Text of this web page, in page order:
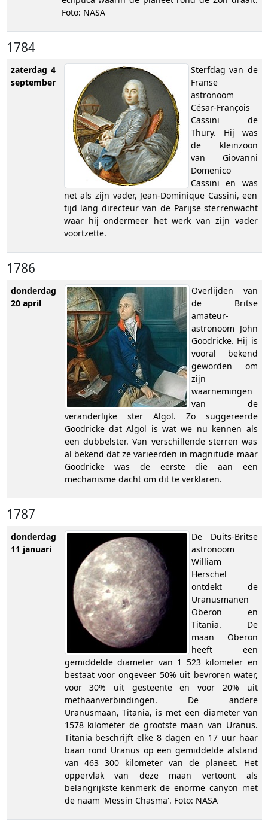
Foto: NASA
1784
zaterdag 4
september
Sterfdag van de
Franse
astronoom
César-François
Cassini de
Thury. Hij was
de kleinzoon
van Giovanni
Domenico
Cassini en was
net als zijn vader, Jean-Dominique Cassini, een
tijd lang directeur van de Parijse sterrenwacht
waar hij ondermeer het werk van zijn vader
voortzette.
1786
donderdag
20 april
Overlijden van
de Britse
amateur-
astronoom John
Goodricke. Hij is
vooral bekend
geworden om
zijn
waarnemingen
van de
veranderlijke ster Algol. Zo suggereerde
Goodricke dat Algol is wat we nu kennen als
een dubbelster. Van verschillende sterren was
al bekend dat ze varieerden in magnitude maar
Goodricke was de eerste die aan een
mechanisme dacht om dit te verklaren.
1787
donderdag
11 januari
De Duits-Britse
astronoom
William
Herschel
ontdekt de
Uranusmanen
Oberon en
Titania. De
maan Oberon
heeft een
gemiddelde diameter van 1 523 kilometer en
bestaat voor ongeveer 50% uit bevroren water,
voor 30% uit gesteente en voor 20% uit
methaanverbindingen. De andere
Uranusmaan, Titania, is met een diameter van
1578 kilometer de grootste maan van Uranus.
Titania beschrijft elke 8 dagen en 17 uur haar
baan rond Uranus op een gemiddelde afstand
van 463 300 kilometer van de planeet. Het
oppervlak van deze maan vertoont als
belangrijkste kenmerk de enorme canyon met
de naam 'Messin Chasma'. Foto: NASA